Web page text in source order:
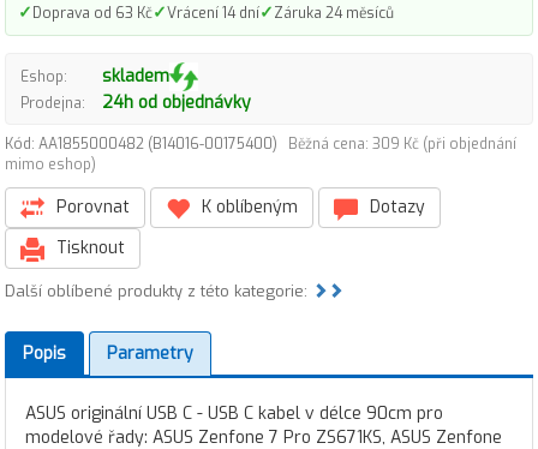
✓Doprava od 63 Kč✓Vrácení 14 dní✓Záruka 24 měsíců
Eshop: skladem
Prodejna: 24h od objednávky
Kód: AA1855000482 (B14016-00175400)
Běžná cena: 309 Kč (při objednání
mimo eshop)
Porovnat K oblíbeným
Dotazy
Tisknout
Další oblíbené produkty z této kategorie:
Popis Parametry
ASUS originální USB C - USB C kabel v délce 90cm pro
modelové řady: ASUS Zenfone 7 Pro ZS671KS, ASUS Zenfone